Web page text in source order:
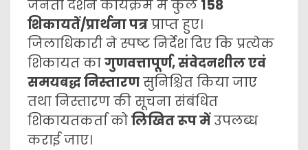
जनता दर्शन कार्यक्रम में कुल 158
शिकायतें/प्रार्थना पत्रप्राप्त हुए।
जिलाधिकारी ने स्पष्ट निर्देश दिए कि प्रत्येक
शिकायत कागुणवत्तापूर्ण, संवेदनशील एवं
समयबद्ध निस्तारणसुनिश्चित किया जाए
तथा निस्तारण की सूचना संबंधित
शिकायतकर्ता कोलिखित रूप मेंउपलब्ध
कराई जाए।